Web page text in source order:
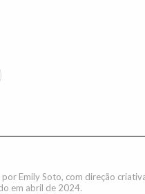
Emily Soto, com direção
em abril de 2024.